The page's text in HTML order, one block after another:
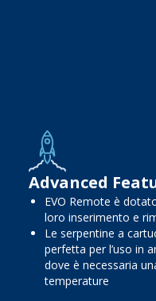
Advanced
EVO Remote è
loro inserimento e
Le serpentine a
perfetta per l’uso in
dove è necessaria
temperature